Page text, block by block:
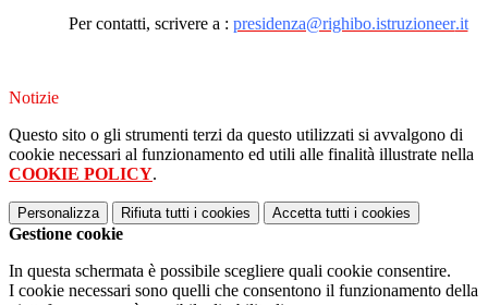
Per contatti, scrivere a : presidenza@righibo.istruzioneer.it
Notizie
Questo sito o gli strumenti terzi da questo utilizzati si avvalgono di
cookie necessari al funzionamento ed utili alle finalità illustrate nella
COOKIE POLICY.
Personalizza Rifiuta tutti i cookies Accetta tutti i cookies
Gestione cookie
In questa schermata è possibile scegliere quali cookie consentire.
I cookie necessari sono quelli che consentono il funzionamento della